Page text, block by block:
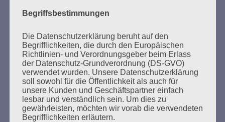
gewesen. Aber ihr seid da. Wir bauen auf euch. Ich
bessere Welt ist möglich.
Esther Bejarano - 6. September 2019
SUCHEN
Begriffsbestimmungen
Die Datenschutzerklärung beruht auf den
Begrifflichkeiten, die durch den Europäischen
Richtlinien- und Verordnungsgeber beim Erlass
der Datenschutz-Grundverordnung (DS-GVO)
verwendet wurden. Unsere Datenschutzerklärung
soll sowohl für die Öffentlichkeit als auch für
unsere Kunden und Geschäftspartner einfach
lesbar und verständlich sein. Um dies zu
gewährleisten, möchten wir vorab die verwendeten
Begrifflichkeiten erläutern.